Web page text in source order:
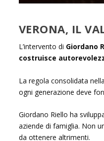
VERONA, IL
L’intervento di Giordano
costruisce
La regola consolidata
ogni generazione deve
Giordano Riello ha
aziende di famiglia. Non
da ottenere altrimenti.